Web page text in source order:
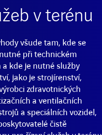
v terénu
všude tam, kde se
při technickém
a kde je nutné služby
jako je strojírenství,
zdravotnických
a ventilačních
a speciálních vozidel,
čistě